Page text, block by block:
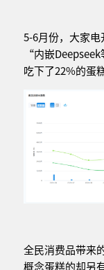
5-6月份，大家
“内嵌
吃下了22%的蛋糕
全民消费品带来
概念蛋糕的却另